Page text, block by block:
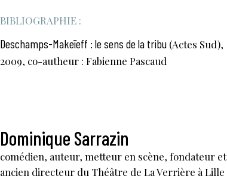
BIBLIOGRAPHIE :
Deschamps-Makeïeff : le sens de la tribu(Actes Sud),
2009, co-autheur : Fabienne Pascaud
Dominique Sarrazin
comédien, auteur, metteur en scène, fondateur et
ancien directeur du Théâtre de La Verrière à Lille